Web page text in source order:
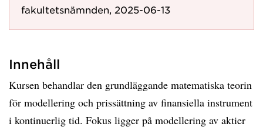
fakultetsnämnden, 2025-06-13
Innehåll
Kursen behandlar den grundläggande matematiska teorin
för modellering och prissättning av finansiella instrument
i kontinuerlig tid. Fokus ligger på modellering av aktier